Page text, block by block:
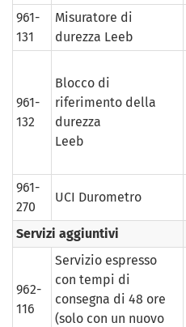
961-
131
Misuratore di
durezza Leeb
961-
132
Blocco di
riferimento della
durezza
Leeb
961-
270
UCI Durometro
Servizi aggiuntivi
962-
116
Servizio espresso
con tempi di
consegna di 48 ore
(solo con un nuovo